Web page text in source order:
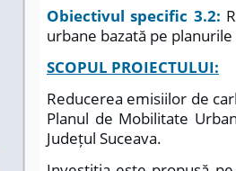
Obiectivul specific 3.2:
urbane bazată pe
SCOPUL PROIECTULUI:
Reducerea emisiilor de
Planul de Mobilitate
Județul Suceava.